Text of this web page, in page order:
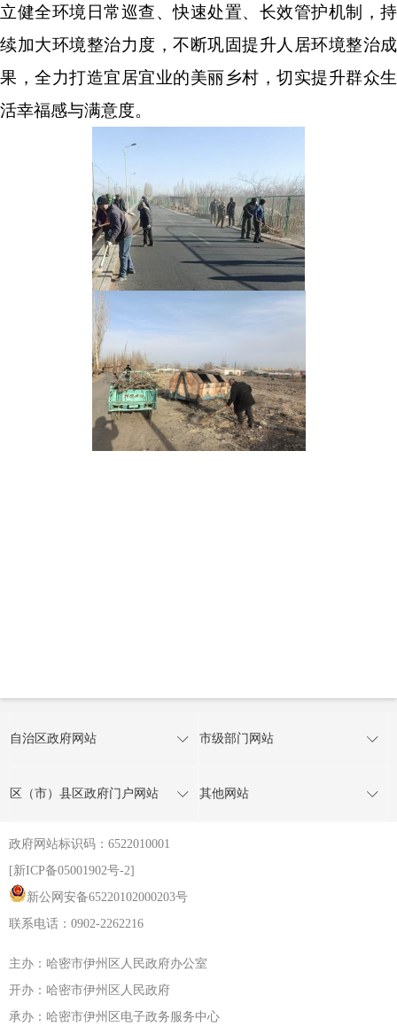
立健全环境日常巡查、快速处置、长效管护机制，持
续加大环境整治力度，不断巩固提升人居环境整治成
果，全力打造宜居宜业的美丽乡村，切实提升群众生
活幸福感与满意度。
自治区政府网站 市级部门网站
区（市）县区政府门户网站 其他网站
政府网站标识码：6522010001
[新ICP备05001902号-2]
新公网安备65220102000203号
联系电话：0902-2262216
主办：哈密市伊州区人民政府办公室
开办：哈密市伊州区人民政府
承办：哈密市伊州区电子政务服务中心